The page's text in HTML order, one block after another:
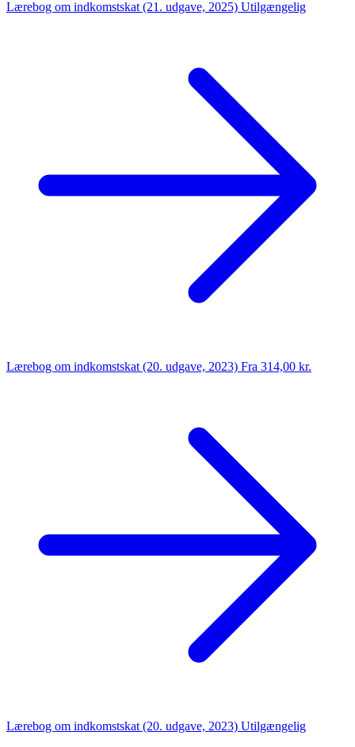
Lærebog om indkomstskat (21. udgave, 2025) Utilgængelig
Lærebog om indkomstskat (20. udgave, 2023) Fra 314,00 kr.
Lærebog om indkomstskat (20. udgave, 2023) Utilgængelig